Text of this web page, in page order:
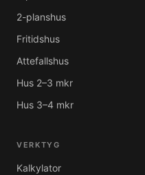
2-planshus
Fritidshus
Attefallshus
Hus 2–3 mkr
Hus 3–4 mkr
VERKTYG
Kalkylator